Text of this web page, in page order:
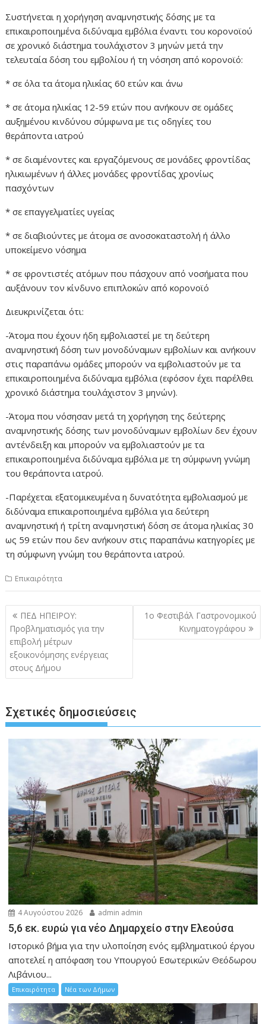
Συστήνεται η χορήγηση αναμνηστικής δόσης με τα
επικαιροποιημένα διδύναμα εμβόλια έναντι του κορονοϊού
σε χρονικό διάστημα τουλάχιστον 3 μηνών μετά την
τελευταία δόση του εμβολίου ή τη νόσηση από κορονοϊό:
* σε όλα τα άτομα ηλικίας 60 ετών και άνω
* σε άτομα ηλικίας 12-59 ετών που ανήκουν σε ομάδες
αυξημένου κινδύνου σύμφωνα με τις οδηγίες του
θεράποντα ιατρού
* σε διαμένοντες και εργαζόμενους σε μονάδες φροντίδας
ηλικιωμένων ή άλλες μονάδες φροντίδας χρονίως
πασχόντων
* σε επαγγελματίες υγείας
* σε διαβιούντες με άτομα σε ανοσοκαταστολή ή άλλο
υποκείμενο νόσημα
* σε φροντιστές ατόμων που πάσχουν από νοσήματα που
αυξάνουν τον κίνδυνο επιπλοκών από κορονοϊό
Διευκρινίζεται ότι:
-Άτομα που έχουν ήδη εμβολιαστεί με τη δεύτερη
αναμνηστική δόση των μονοδύναμων εμβολίων και ανήκουν
στις παραπάνω ομάδες μπορούν να εμβολιαστούν με τα
επικαιροποιημένα διδύναμα εμβόλια (εφόσον έχει παρέλθει
χρονικό διάστημα τουλάχιστον 3 μηνών).
-Άτομα που νόσησαν μετά τη χορήγηση της δεύτερης
αναμνηστικής δόσης των μονοδύναμων εμβολίων δεν έχουν
αντένδειξη και μπορούν να εμβολιαστούν με τα
επικαιροποιημένα διδύναμα εμβόλια με τη σύμφωνη γνώμη
του θεράποντα ιατρού.
-Παρέχεται εξατομικευμένα η δυνατότητα εμβολιασμού με
διδύναμα επικαιροποιημένα εμβόλια για δεύτερη
αναμνηστική ή τρίτη αναμνηστική δόση σε άτομα ηλικίας 30
ως 59 ετών που δεν ανήκουν στις παραπάνω κατηγορίες με
τη σύμφωνη γνώμη του θεράποντα ιατρού.
Επικαιρότητα
Πλοήγηση
άρθρων
ΠΕΔ ΗΠΕΙΡΟΥ:
Προβληματισμός για την
επιβολή μέτρων
εξοικονόμησης ενέργειας
στους Δήμου
1ο Φεστιβάλ Γαστρονομικού
Κινηματογράφου
Σχετικές δημοσιεύσεις
4 Αυγούστου 2026 admin admin
5,6 εκ. ευρώ για νέο Δημαρχείο στην Ελεούσα
Ιστορικό βήμα για την υλοποίηση ενός εμβληματικού έργου
αποτελεί η απόφαση του Υπουργού Εσωτερικών Θεόδωρου
Λιβάνιου...
Επικαιρότητα Νέα των Δήμων